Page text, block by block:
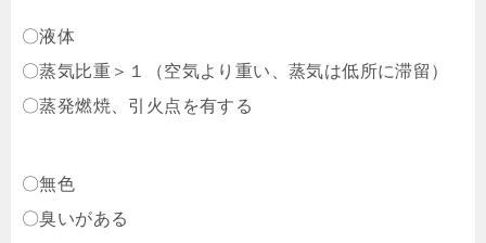
〇液体
〇蒸気比重＞１（空気より重い、蒸気は低所に滞留）
〇蒸発燃焼、引火点を有する
〇無色
〇臭いがある